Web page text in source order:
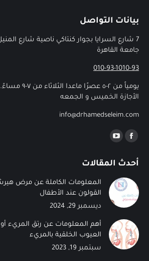
بيانات التواصل
7 شارع السرايا بجوار كنتاكي ناصية شارع
جامعة القاهرة
010-93-1010-93
يومياً من ٢-٥ عصرًا ماعدا الثلاثاء من ٧-٩ مساءً.
الأجازة الخميس و الجمعه
info@drhamedseleim.com
Find us on:
أحدث المقالات
المعلومات الكاملة عن مرض
القولون عند الأطفال
ديسمبر 29, 2024
أهم المعلومات عن رتق المريء
العيوب الخلقية بالمريء
سبتمبر 19, 2023